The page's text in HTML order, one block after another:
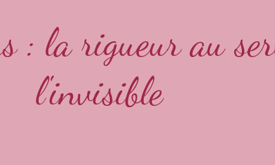
: la rigueur au
l'invisible